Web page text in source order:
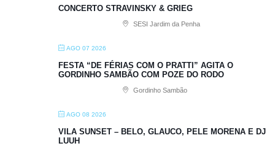
CONCERTO STRAVINSKY & GRIEG
SESI Jardim da Penha
AGO 07 2026
FESTA “DE FÉRIAS COM O PRATTI” AGITA O
GORDINHO SAMBÃO COM POZE DO RODO
Gordinho Sambão
AGO 08 2026
VILA SUNSET – BELO, GLAUCO, PELE MORENA E DJ
LUUH